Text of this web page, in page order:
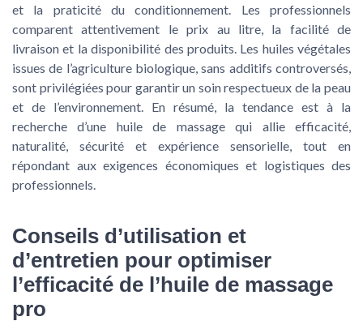
et la praticité du conditionnement. Les professionnels
comparent attentivement le prix au litre, la facilité de
livraison et la disponibilité des produits. Les huiles végétales
issues de l’agriculture biologique, sans additifs controversés,
sont privilégiées pour garantir un soin respectueux de la peau
et de l’environnement. En résumé, la tendance est à la
recherche d’une huile de massage qui allie efficacité,
naturalité, sécurité et expérience sensorielle, tout en
répondant aux exigences économiques et logistiques des
professionnels.
Conseils d’utilisation et
d’entretien pour optimiser
l’efficacité de l’huile de massage
pro